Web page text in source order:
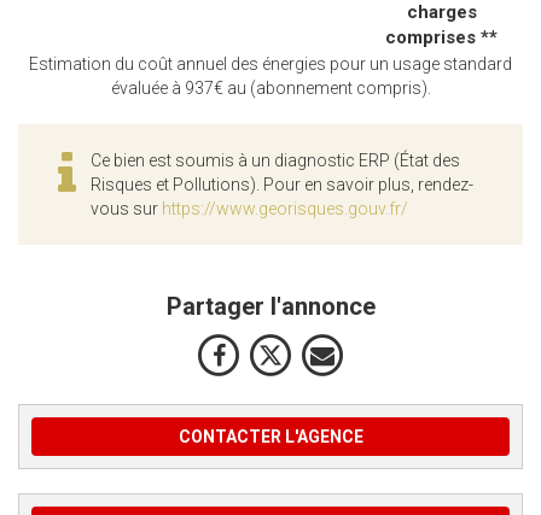
charges
comprises **
Estimation du coût annuel des énergies pour un usage standard
évaluée à 937€ au (abonnement compris).
Ce bien est soumis à un diagnostic ERP (État des
Risques et Pollutions). Pour en savoir plus, rendez-
vous sur https://www.georisques.gouv.fr/
Partager l'annonce
CONTACTER L'AGENCE